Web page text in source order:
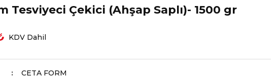
Tesviyeci Çekici (Ahşap Saplı)- 1500 gr
KDV Dahil
CETA FORM